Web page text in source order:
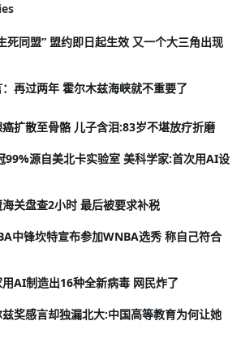
死同盟” 盟约即日起生效 又一个大三角出现
再过两年 霍尔木兹海峡就不重要了
扩散至骨骼 儿子含泪:83岁不堪放疗折磨
99%源自美北卡实验室 美科学家:首次用AI设
关盘查2小时 最后被要求补税
中锋坎特宣布参加WNBA选秀 称自己符合
AI制造出16种全新病毒 网民炸了
奖感言却独漏北大:中国高等教育为何让她